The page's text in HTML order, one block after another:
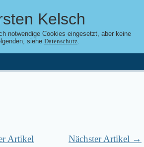
Kelsch
notwendige Cookies eingesetzt, aber keine
siehe Datenschutz.
Artikel Nächster Artikel →